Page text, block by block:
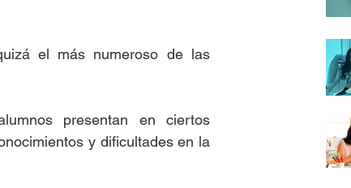
el más numeroso de las
presentan en ciertos
y dificultades en la